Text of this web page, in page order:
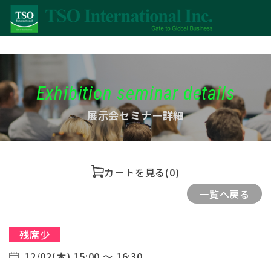
Exhibition seminar details
展示会セミナー詳細
カートを見る(0)
一覧へ戻る
残席少